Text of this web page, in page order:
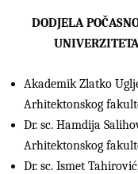
DODJELA
Akademik Zlatko
Arhitektonskog
Dr. sc. Hamdija
Arhitektonskog
Dr. sc. Ismet